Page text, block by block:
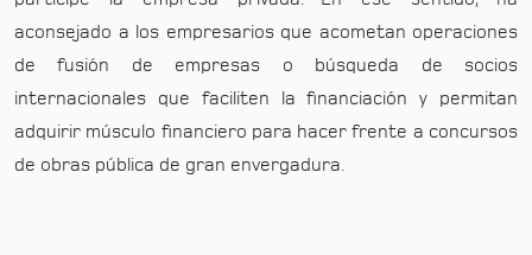
aconsejado a los empresarios que acometan operaciones
de fusión de empresas o búsqueda de socios
internacionales que faciliten la financiación y permitan
adquirir músculo financiero para hacer frente a concursos
de obras pública de gran envergadura.